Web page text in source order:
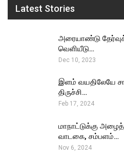
Latest Stories
அரையாண்டு
வெளியீடு…
Dec 10, 2023
இளம் வயதிலேயே
திருச்சி…
Feb 17, 2024
மாநாட்டுக்கு
வாடகை, சம்பளம்…
Nov 6, 2024